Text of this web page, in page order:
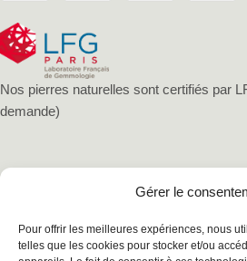
Gérer le
Pour offrir les meilleures expériences, nous
telles que les cookies pour stocker et/ou
Nos pierres naturelles sont certifiés par
demande)